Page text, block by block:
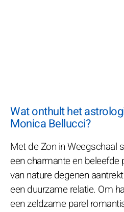
Wat onthult het
Monica Bellucci?
Met de Zon in Weegschaal
een charmante en beleefde
van nature degenen
een duurzame relatie. Om
een zeldzame parel